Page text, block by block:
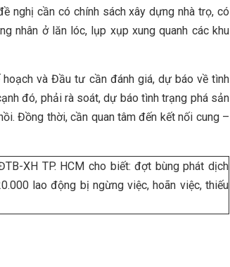
nghị cần có chính sách xây dựng nhà trọ, có
nhân ở lăn lóc, lụp xụp xung quanh các khu
và Đầu tư cần đánh giá, dự báo về tình
đó, phải rà soát, dự báo tình trạng phá sản
Đồng thời, cần quan tâm đến kết nối cung –
XH TP. HCM cho biết: đợt bùng phát dịch
lao động bị ngừng việc, hoãn việc, thiếu